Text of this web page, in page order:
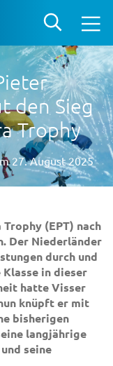
den Sieg
Trophy
27. August 2025
(EPT) nach
Der Niederländer
durch und
in dieser
hatte Visser
knüpft er mit
bisherigen
langjährige
seine